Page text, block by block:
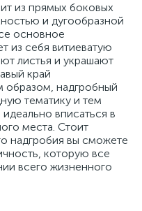
из прямых боковых
и дугообразной
основное
из себя витиеватую
листья и украшают
край
образом, надгробный
тематику и тем
вписаться в
места. Стоит
надгробия вы сможете
которую все
всего жизненного